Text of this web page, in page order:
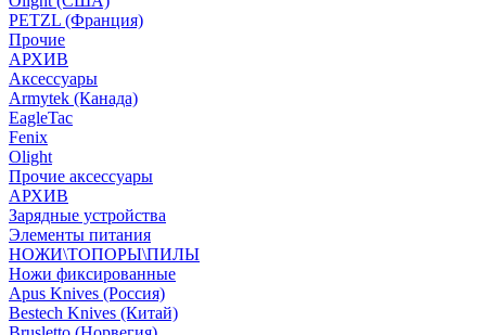
PETZL (Франция)
Прочие
АРХИВ
Аксессуары
Armytek (Канада)
EagleTac
Fenix
Olight
Прочие аксессуары
АРХИВ
Зарядные устройства
Элементы питания
НОЖИ\ТОПОРЫ\ПИЛЫ
Ножи фиксированные
Apus Knives (Россия)
Bestech Knives (Китай)